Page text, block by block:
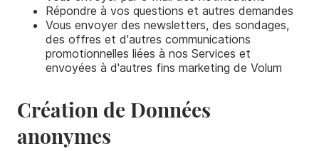
Répondre à vos questions et autres demandes
Vous envoyer des newsletters, des sondages,
des offres et d'autres communications
promotionnelles liées à nos Services et
envoyées à d'autres fins marketing de Volum
Création de Données
anonymes